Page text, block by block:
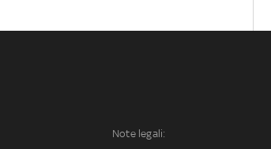
Note legali: